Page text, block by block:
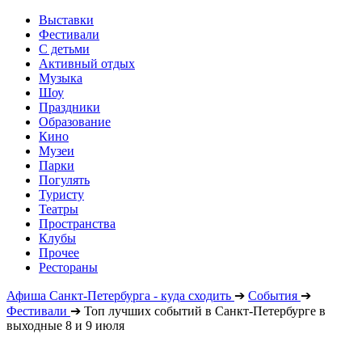
Выставки
Фестивали
С детьми
Активный отдых
Музыка
Шоу
Праздники
Образование
Кино
Музеи
Парки
Погулять
Туристу
Театры
Пространства
Клубы
Прочее
Рестораны
Афиша Санкт-Петербурга - куда сходить ➔ События ➔
Фестивали ➔ Топ лучших событий в Санкт-Петербурге в
выходные 8 и 9 июля